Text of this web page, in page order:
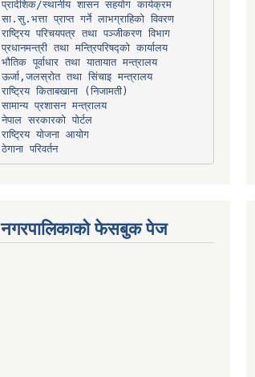
प्रादेशिक/स्थानीय शासन सहयोग कार्यक्रम
सा.सु.भत्ता प्राप्त गर्ने लाभग्राहिको विवरण
राष्ट्रिय परिचयपत्र तथा पञ्‍जीकरण विभाग
प्रधानमन्त्री तथा मन्त्रिपरिषद्को कार्यालय
भौतिक पूर्वाधार तथा यातायात मन्त्रालय
ऊर्जा,जलस्रोत तथा सिंचाइ मन्त्रालय
सामान्य प्रशासन मन्त्रालय
नेपाल सरकारको पोर्टल
राष्ट्रिय योजना आयोग
ठेगाना परिवर्तन
नगरपालिकाको फेसबुक पेज